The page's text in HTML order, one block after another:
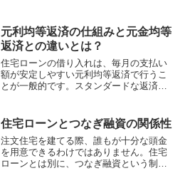
いますが、これらを満たしていても審査
に通らないことがあります。適切な融資
を受けるために金融機関が重要視してい
る「信用」について解説いたします。
元利均等返済の仕組みと元金均等
返済との違いとは？
住宅ローンの借り入れは、毎月の支払い
額が安定しやすい元利均等返済で行うこ
とが一般的です。スタンダードな返済方
おくことが大切です。元利均等返済のメ
リット・デメリット、そして元金均等返
済との違いについて解説します。
住宅ローンとつなぎ融資の関係性
注文住宅を建てる際、誰もが十分な頭金
を用意できるわけではありません。住宅
ローンとは別に、つなぎ融資という制度